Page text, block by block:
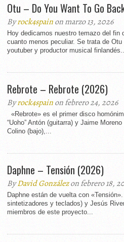
Otu – Do You Want To Go
Byrock4spainon marzo 13, 2026
Hoy dedicamos nuestro temazo del fin
cuanto menos peculiar. Se trata de
youtuber y productor musical
Rebrote – Rebrote (2026)
Byrock4spainon febrero 24, 2026
«Rebrote» es el primer disco
“Uoho” Antón (guitarra) y Jaime
Colino (bajo),...
Daphne – Tensión (2026)
ByDavid Gonzálezon febrero 18,
Daphne están de vuelta con
sintetizadores y teclados) y Jesús
miembros de este proyecto...